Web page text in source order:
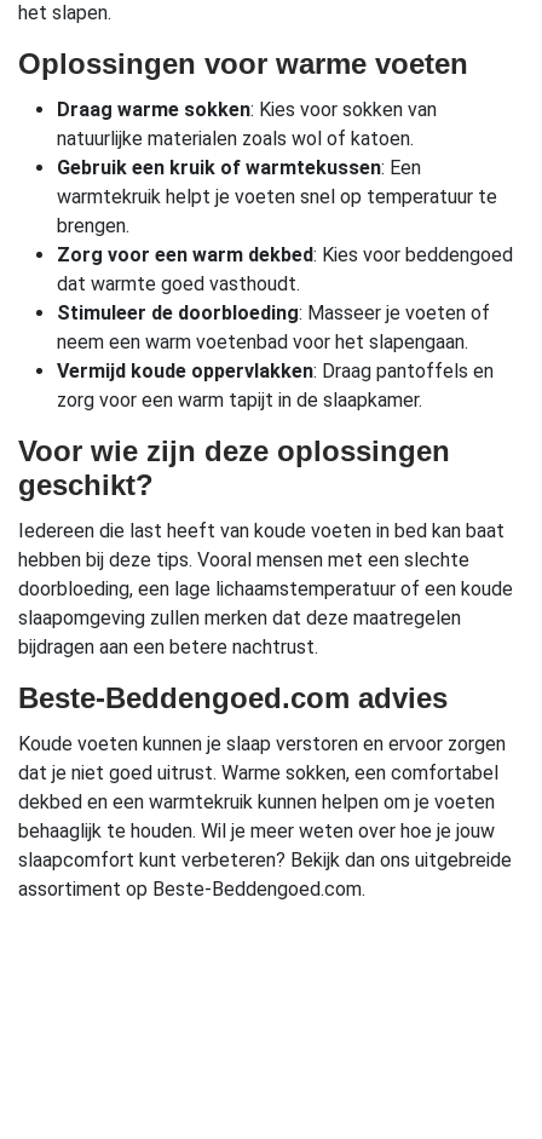
het slapen.
Oplossingen voor warme voeten
Draag warme sokken: Kies voor sokken van
natuurlijke materialen zoals wol of katoen.
Gebruik een kruik of warmtekussen: Een
warmtekruik helpt je voeten snel op temperatuur te
brengen.
Zorg voor een warm dekbed: Kies voor beddengoed
dat warmte goed vasthoudt.
Stimuleer de doorbloeding: Masseer je voeten of
neem een warm voetenbad voor het slapengaan.
Vermijd koude oppervlakken: Draag pantoffels en
zorg voor een warm tapijt in de slaapkamer.
Voor wie zijn deze oplossingen
geschikt?
Iedereen die last heeft van koude voeten in bed kan baat
hebben bij deze tips. Vooral mensen met een slechte
doorbloeding, een lage lichaamstemperatuur of een koude
slaapomgeving zullen merken dat deze maatregelen
bijdragen aan een betere nachtrust.
Beste-Beddengoed.com advies
Koude voeten kunnen je slaap verstoren en ervoor zorgen
dat je niet goed uitrust. Warme sokken, een comfortabel
dekbed en een warmtekruik kunnen helpen om je voeten
behaaglijk te houden. Wil je meer weten over hoe je jouw
slaapcomfort kunt verbeteren? Bekijk dan ons uitgebreide
assortiment op Beste-Beddengoed.com.